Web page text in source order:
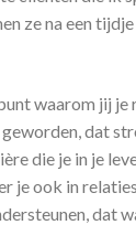
ze na een
waarom jij
dat
die je in je
je ook in
dat